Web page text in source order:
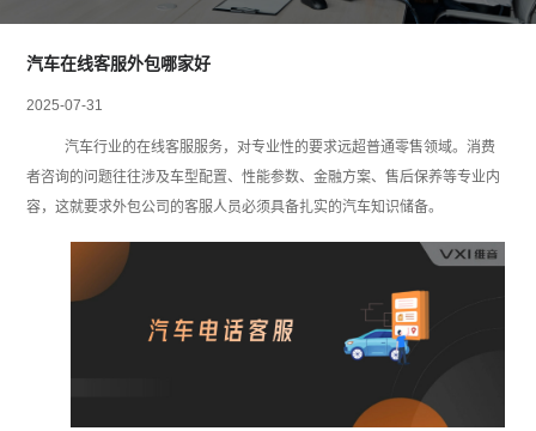
汽车在线客服外包哪家好
2025-07-31
汽车行业的在线客服服务，对专业性的要求远超普通零售领域。消费
者咨询的问题往往涉及车型配置、性能参数、金融方案、售后保养等专业内
容，这就要求外包公司的客服人员必须具备扎实的汽车知识储备。